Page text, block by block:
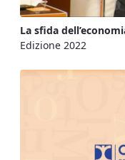
La sfida
Edizione 2022